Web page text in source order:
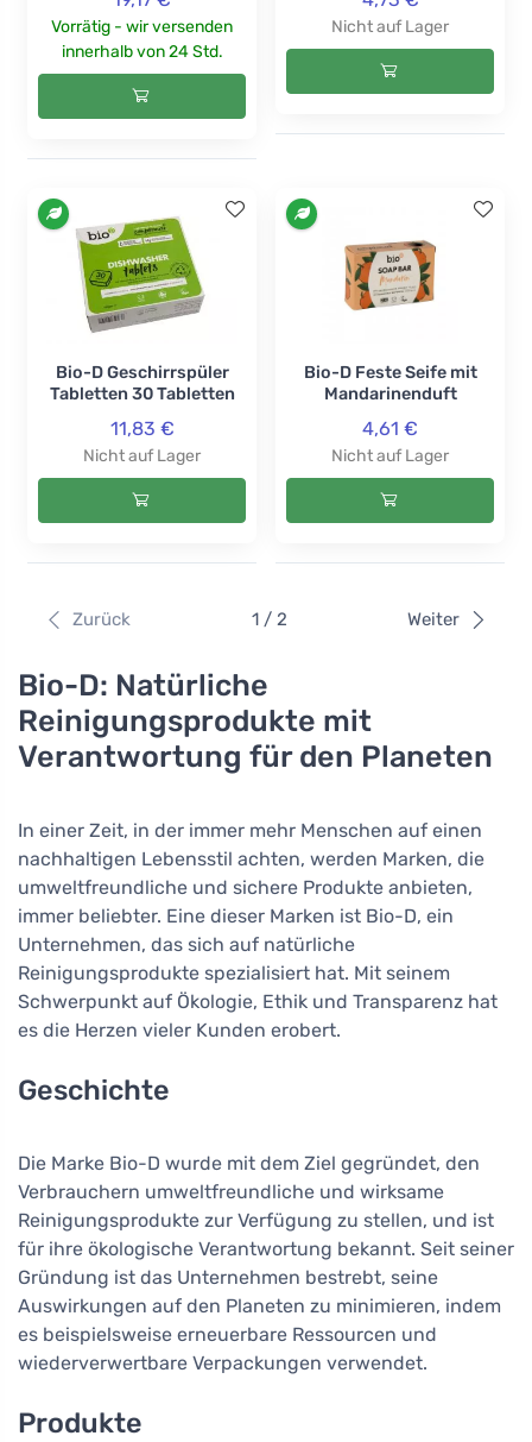
Vorrätig - wir versenden
innerhalb von 24 Std.
Nicht auf Lager
Bio-D Geschirrspüler
Tabletten 30 Tabletten
11,83 €
Nicht auf Lager
Bio-D Feste Seife mit
Mandarinenduft
4,61 €
Nicht auf Lager
Zurück 1 / 2 Weiter
Bio-D: Natürliche
Reinigungsprodukte mit
Verantwortung für den Planeten
In einer Zeit, in der immer mehr Menschen auf einen
nachhaltigen Lebensstil achten, werden Marken, die
umweltfreundliche und sichere Produkte anbieten,
immer beliebter. Eine dieser Marken ist Bio-D, ein
Unternehmen, das sich auf natürliche
Reinigungsprodukte spezialisiert hat. Mit seinem
Schwerpunkt auf Ökologie, Ethik und Transparenz hat
es die Herzen vieler Kunden erobert.
Geschichte
Die Marke Bio-D wurde mit dem Ziel gegründet, den
Verbrauchern umweltfreundliche und wirksame
Reinigungsprodukte zur Verfügung zu stellen, und ist
für ihre ökologische Verantwortung bekannt. Seit seiner
Gründung ist das Unternehmen bestrebt, seine
Auswirkungen auf den Planeten zu minimieren, indem
es beispielsweise erneuerbare Ressourcen und
wiederverwertbare Verpackungen verwendet.
Produkte